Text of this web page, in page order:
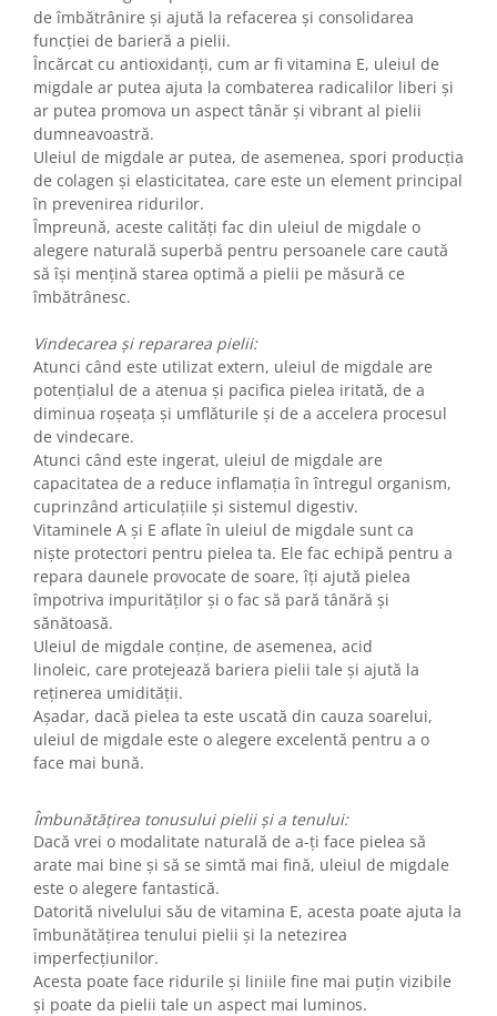
de îmbătrânire și ajută la refacerea și consolidarea
funcției de barieră a pielii.
Încărcat cu antioxidanți, cum ar fi vitamina E, uleiul de
migdale ar putea ajuta la combaterea radicalilor liberi și
ar putea promova un aspect tânăr și vibrant al pielii
dumneavoastră.
Uleiul de migdale ar putea, de asemenea, spori producția
de colagen și elasticitatea, care este un element principal
în prevenirea ridurilor.
Împreună, aceste calități fac din uleiul de migdale o
alegere naturală superbă pentru persoanele care caută
să își mențină starea optimă a pielii pe măsură ce
îmbătrânesc.
Vindecarea și repararea pielii:
Atunci când este utilizat extern, uleiul de migdale are
potențialul de a atenua și pacifica pielea iritată, de a
diminua roșeața și umflăturile și de a accelera procesul
de vindecare.
Atunci când este ingerat, uleiul de migdale are
capacitatea de a reduce inflamația în întregul organism,
cuprinzând articulațiile și sistemul digestiv.
Vitaminele A și E aflate în uleiul de migdale sunt ca
niște protectori pentru pielea ta. Ele fac echipă pentru a
repara daunele provocate de soare, îți ajută pielea
împotriva impurităților și o fac să pară tânără și
sănătoasă.
Uleiul de migdale conține, de asemenea, acid
linoleic, care protejează bariera pielii tale și ajută la
reținerea umidității.
Așadar, dacă pielea ta este uscată din cauza soarelui,
uleiul de migdale este o alegere excelentă pentru a o
face mai bună.
Îmbunătățirea tonusului pielii și a tenului:
Dacă vrei o modalitate naturală de a-ți face pielea să
arate mai bine și să se simtă mai fină, uleiul de migdale
este o alegere fantastică.
Datorită nivelului său de vitamina E, acesta poate ajuta la
îmbunătățirea tenului pielii și la netezirea
imperfecțiunilor.
Acesta poate face ridurile și liniile fine mai puțin vizibile
și poate da pielii tale un aspect mai luminos.